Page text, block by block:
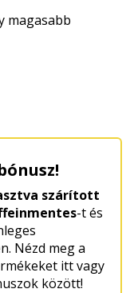
magasabb
szárított
-t és
Nézd meg a
itt vagy
között!